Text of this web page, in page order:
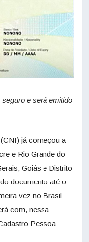
e será emitido
já começou a
e Rio Grande do
Goiás e Distrito
documento até o
vez no Brasil
com, nessa
Pessoa